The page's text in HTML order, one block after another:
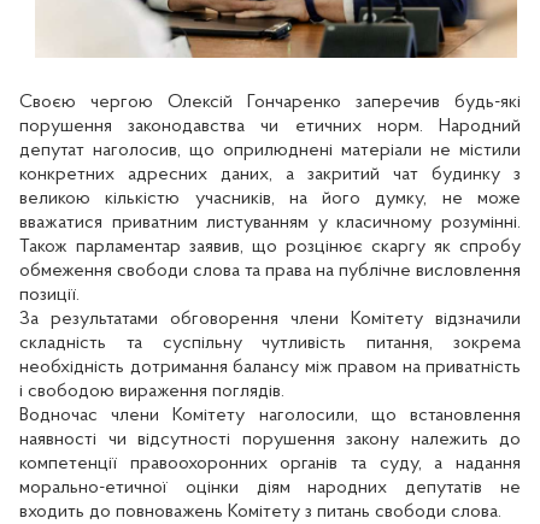
Своєю чергою Олексій Гончаренко заперечив будь-які
порушення законодавства чи етичних норм. Народний
депутат наголосив, що оприлюднені матеріали не містили
конкретних адресних даних, а закритий чат будинку з
великою кількістю учасників, на його думку, не може
вважатися приватним листуванням у класичному розумінні.
Також парламентар заявив, що розцінює скаргу як спробу
обмеження свободи слова та права на публічне висловлення
позиції.
За результатами обговорення члени Комітету відзначили
складність та суспільну чутливість питання, зокрема
необхідність дотримання балансу між правом на приватність
і свободою вираження поглядів.
Водночас члени Комітету наголосили, що встановлення
наявності чи відсутності порушення закону належить до
компетенції правоохоронних органів та суду, а надання
морально-етичної оцінки діям народних депутатів не
входить до повноважень Комітету з питань свободи слова.